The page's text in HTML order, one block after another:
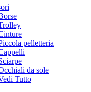
pelletteria
da sole
Tutto